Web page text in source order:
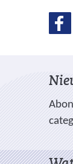
D
l
e
n
e